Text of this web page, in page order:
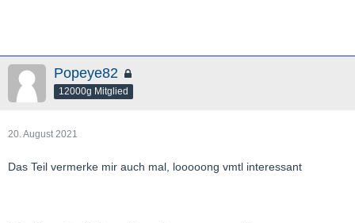
Popeye82
12000g Mitglied
20. August 2021
Das Teil vermerke mir auch mal, looooong vmtl interessant